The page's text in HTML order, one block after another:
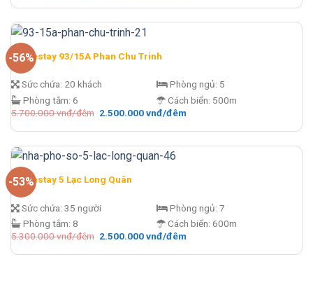
là:
đêm.
tại
2.100.000 vnđ/
-56%
Homestay 93/15A Phan Chu Trinh
Sức chứa: 20 khách
Phòng tắm: 6
Phòng ngủ: 5
Cách biển: 500m
5.700.000vnđ/đêm Giá
là:
đêm.
2.500.000vnđ/đêmGiá
tại
2.500.000 vnđ/
-53%
Homestay 5 Lạc Long Quân
Sức chứa: 35 người
Phòng tắm: 8
Phòng ngủ: 7
Cách biển: 600m
5.300.000vnđ/đêm Giá
là:
2.500.000vnđ/đêmGiá
tại